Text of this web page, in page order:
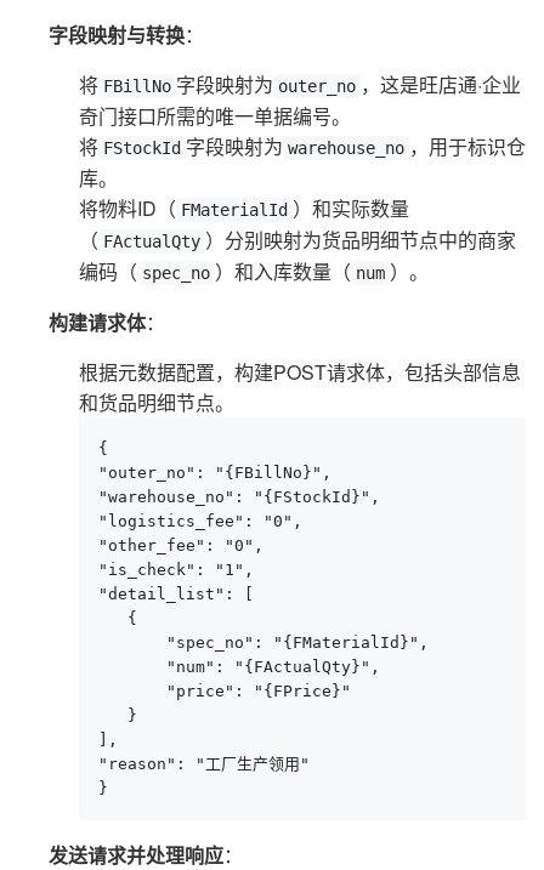
字段映射与转换：
将 FBillNo 字段映射为 outer_no ，这是旺店通·企业
奇门接口所需的唯一单据编号。
将 FStockId 字段映射为 warehouse_no ，用于标识仓
库。
将物料ID（ FMaterialId ）和实际数量
（ FActualQty ）分别映射为货品明细节点中的商家
编码（ spec_no ）和入库数量（ num ）。
构建请求体：
根据元数据配置，构建POST请求体，包括头部信息
和货品明细节点。
{
"outer_no": "{FBillNo}",
"warehouse_no": "{FStockId}",
"logistics_fee": "0",
"other_fee": "0",
"is_check": "1",
"detail_list": [
   {
       "spec_no": "{FMaterialId}",
       "num": "{FActualQty}",
       "price": "{FPrice}"
   }
],
"reason": "工厂生产领用"
}
发送请求并处理响应：